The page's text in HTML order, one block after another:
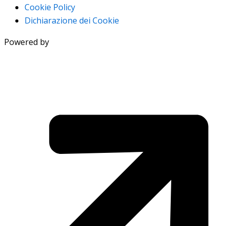
Cookie Policy
Dichiarazione dei Cookie
Powered by